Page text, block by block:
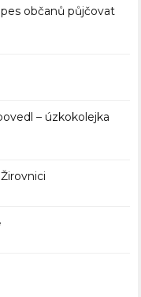
občanů půjčovat
– úzkokolejka